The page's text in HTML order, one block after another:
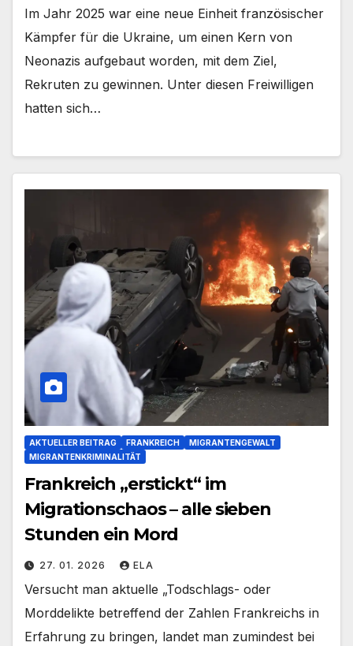
Im Jahr 2025 war eine neue Einheit französischer
Kämpfer für die Ukraine, um einen Kern von
Neonazis aufgebaut worden, mit dem Ziel,
Rekruten zu gewinnen. Unter diesen Freiwilligen
hatten sich…
AKTUELLER BEITRAG FRANKREICH
MIGRANTENGEWALT
MIGRANTENKRIMINALITÄT
Frankreich „erstickt“ im
Migrationschaos – alle sieben
Stunden ein Mord
27. 01. 2026 ELA
Versucht man aktuelle „Todschlags- oder
Morddelikte betreffend der Zahlen Frankreichs in
Erfahrung zu bringen, landet man zumindest bei